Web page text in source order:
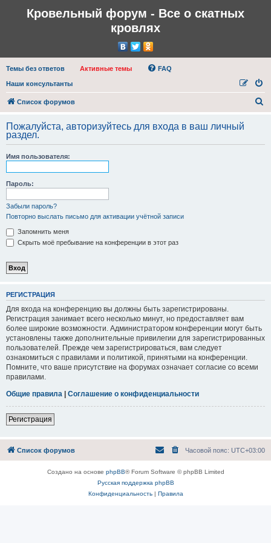
Кровельный форум - Все о скатных
кровлях
Темы без ответов Активные темы FAQ
Наши консультанты
Список форумов
с
Пожалуйста, авторизуйтесь для входа в ваш личный
раздел.
Имя пользователя:
Пароль:
Забыли пароль?
Повторно выслать письмо для активации учётной записи
Запомнить меня
Скрыть моё пребывание на конференции в этот раз
РЕГИСТРАЦИЯ
Для входа на конференцию вы должны быть зарегистрированы.
Регистрация занимает всего несколько минут, но предоставляет вам
более широкие возможности. Администратором конференции могут быть
установлены также дополнительные привилегии для зарегистрированных
пользователей. Прежде чем зарегистрироваться, вам следует
ознакомиться с правилами и политикой, принятыми на конференции.
Помните, что ваше присутствие на форумах означает согласие со всеми
правилами.
Общие правила | Соглашение о конфиденциальности
Регистрация
Список форумов Часовой пояс: UTC+03:00
Создано на основе phpBB® Forum Software © phpBB Limited
Русская поддержка phpBB
Конфиденциальность| Правила